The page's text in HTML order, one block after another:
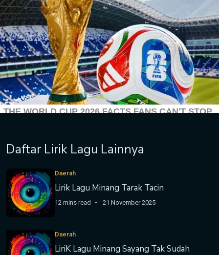
Daftar Lirik Lagu Lainnya
Daerah
Lirik Lagu Minang Tarak Tacin
12 mins read 21 November 2025
Daerah
LiriK Lagu Minang Sayang Tak Sudah